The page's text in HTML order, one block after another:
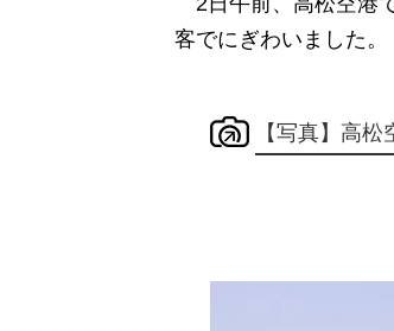
客でにぎわいました。
【写真】高